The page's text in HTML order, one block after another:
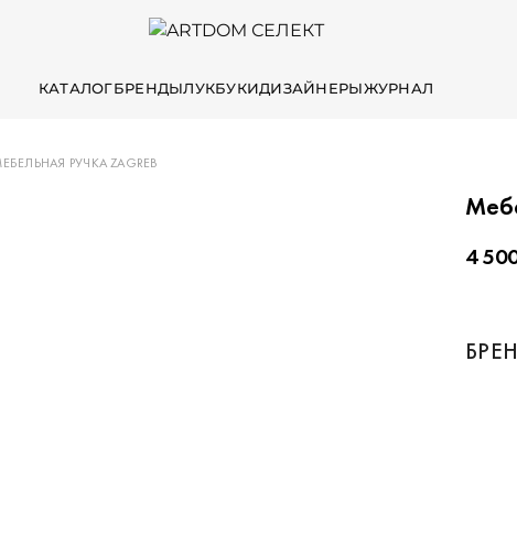
КАТАЛОГБРЕНДЫЛУКБУКИДИЗАЙНЕРЫЖУРНАЛ
РУЧКА ZAGREB
4